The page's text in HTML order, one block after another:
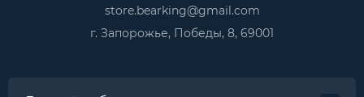
store.bearking@gmail.com
г. Запорожье, Победы, 8, 69001